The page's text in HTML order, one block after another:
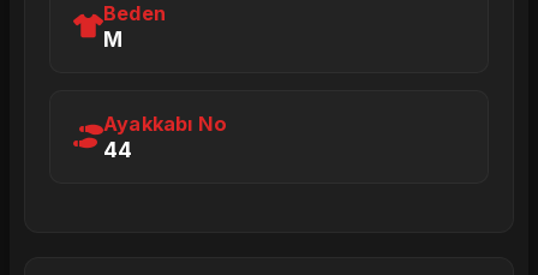
Beden
M
Ayakkabı No
44